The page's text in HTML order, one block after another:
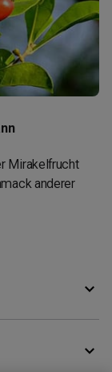
Mirakelfrucht
anderer